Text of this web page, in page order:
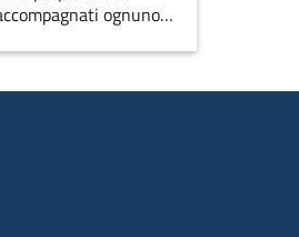
ognuno